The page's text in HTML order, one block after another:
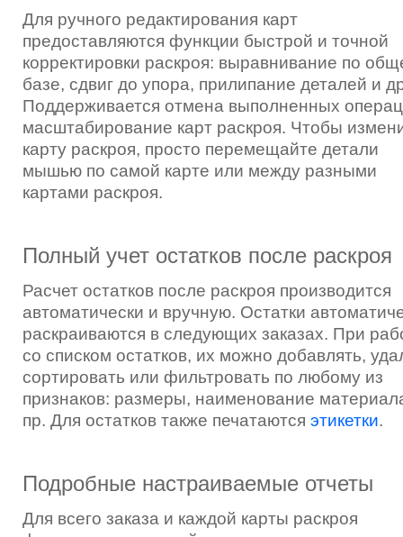
Для ручного редактирования карт
предоставляются функции быстрой и точной
корректировки раскроя: выравнивание по
базе, сдвиг до упора, прилипание деталей и
Поддерживается отмена выполненных
масштабирование карт раскроя. Чтобы
карту раскроя, просто перемещайте детали
мышью по самой карте или между разными
картами раскроя.
Полный учет остатков после раскроя
Расчет остатков после раскроя производится
автоматически и вручную. Остатки
раскраиваются в следующих заказах. При
со списком остатков, их можно добавлять,
сортировать или фильтровать по любому из
признаков: размеры, наименование
пр. Для остатков также печатаются этикетки.
Подробные настраиваемые отчеты
Для всего заказа и каждой карты раскроя